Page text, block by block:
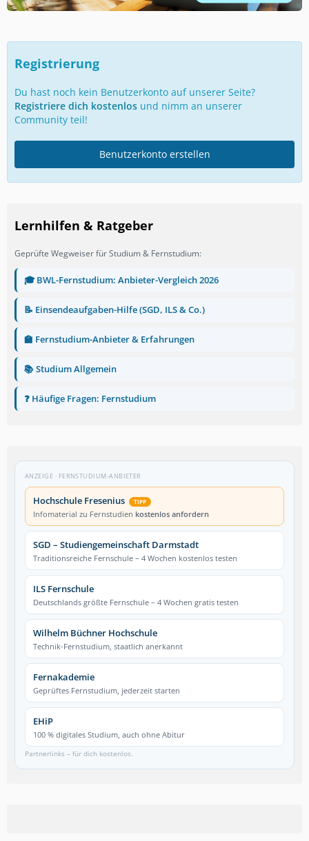
Registrierung
Du hast noch kein Benutzerkonto auf unserer Seite?
Registriere dich kostenlos und nimm an unserer
Community teil!
Benutzerkonto erstellen
Lernhilfen & Ratgeber
Geprüfte Wegweiser für Studium & Fernstudium:
🎓 BWL-Fernstudium: Anbieter-Vergleich 2026
📝 Einsendeaufgaben-Hilfe (SGD, ILS & Co.)
🏫 Fernstudium-Anbieter & Erfahrungen
📚 Studium Allgemein
❓ Häufige Fragen: Fernstudium
ANZEIGE · FERNSTUDIUM-ANBIETER
Hochschule Fresenius TIPP
Infomaterial zu Fernstudien kostenlos anfordern
SGD – Studiengemeinschaft Darmstadt
Traditionsreiche Fernschule – 4 Wochen kostenlos testen
ILS Fernschule
Deutschlands größte Fernschule – 4 Wochen gratis testen
Wilhelm Büchner Hochschule
Technik-Fernstudium, staatlich anerkannt
Fernakademie
Geprüftes Fernstudium, jederzeit starten
EHiP
100 % digitales Studium, auch ohne Abitur
Partnerlinks – für dich kostenlos.